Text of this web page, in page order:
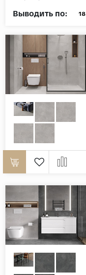
Выводить по: 18